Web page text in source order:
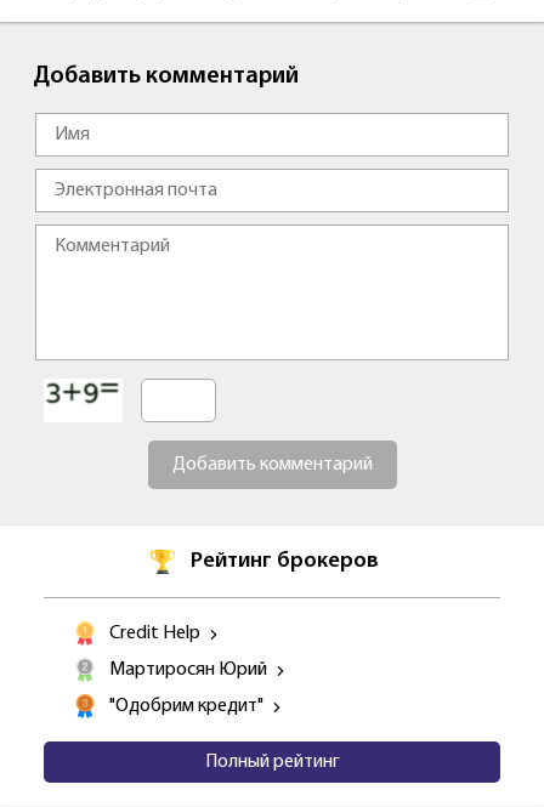
Добавить комментарий
Добавить комментарий
Рейтинг брокеров
Credit Help
Мартиросян Юрий
"Одобрим кредит"
Полный рейтинг